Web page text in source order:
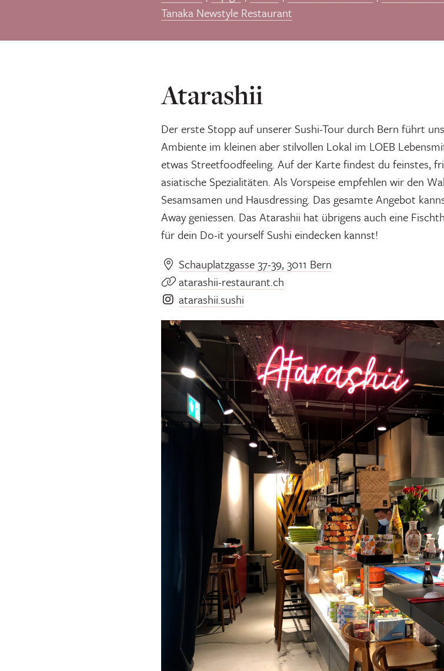
Tanaka Newstyle Restaurant
Atarashii
Der erste Stopp auf unserer Sushi-Tour durch Bern führt
Ambiente im kleinen aber stilvollen Lokal im LOEB
etwas Streetfoodfeeling. Auf der Karte findest du feinstes,
asiatische Spezialitäten. Als Vorspeise empfehlen wir den
Sesamsamen und Hausdressing. Das gesamte Angebot
Away geniessen. Das Atarashii hat übrigens auch eine
für dein Do-it yourself Sushi eindecken kannst!
Schauplatzgasse 37-39, 3011 Bern
atarashii-restaurant.ch
atarashii.sushi